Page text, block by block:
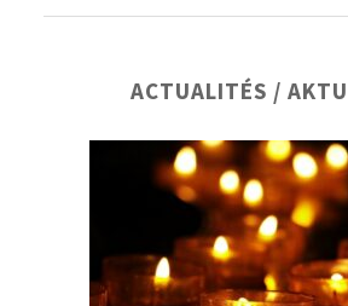
principale
ACTUALITÉS /